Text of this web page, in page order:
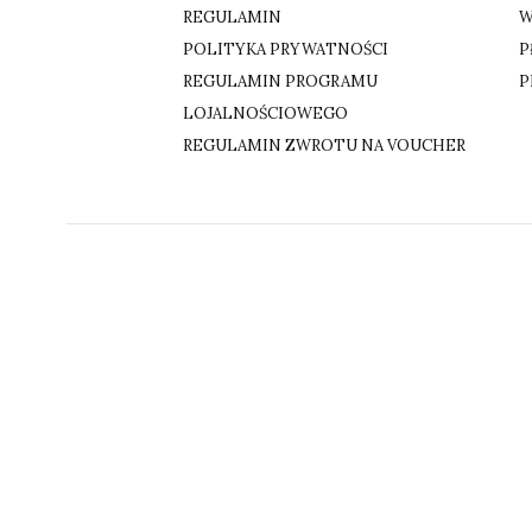
REGULAMIN
POLITYKA PRYWATNOŚCI
REGULAMIN PROGRAMU
LOJALNOŚCIOWEGO
REGULAMIN ZWROTU NA VOUCHER